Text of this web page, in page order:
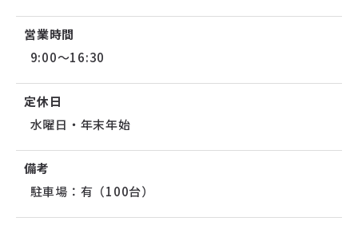
営業時間
9:00～16:30
定休日
水曜日・年末年始
備考
駐車場：有（100台）